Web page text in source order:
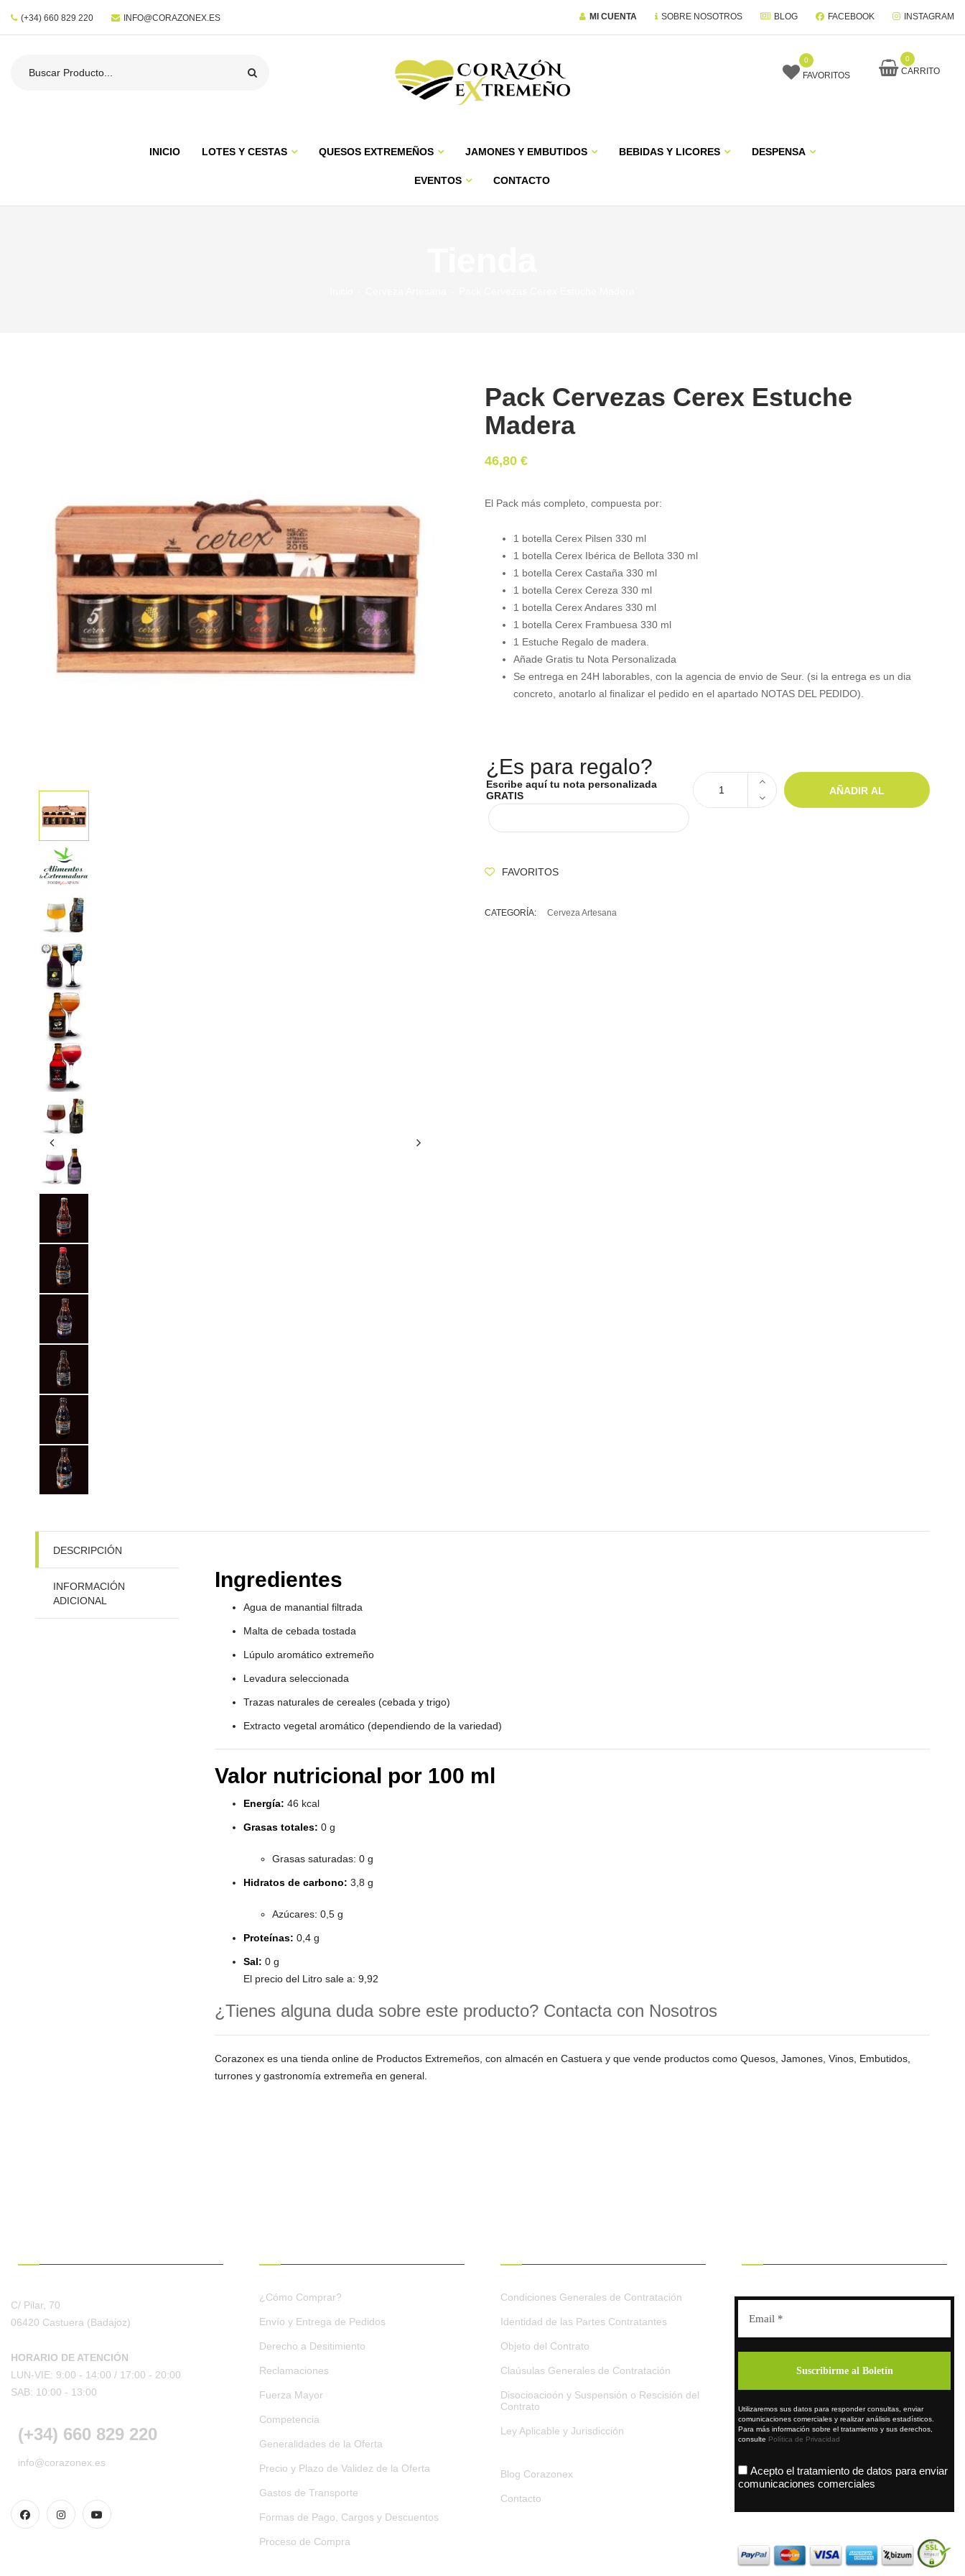
(+34) 660 829 220 INFO@CORAZONEX.ES MI CUENTA SOBRE NOSOTROS BLOG FACEBOOK INSTAGRAM
0
FAVORITOS
0
CARRITO
INICIO LOTES Y CESTAS QUESOS EXTREMEÑOS JAMONES Y EMBUTIDOS BEBIDAS Y LICORES DESPENSA
EVENTOS CONTACTO
Pack Cervezas Cerex Estuche
Madera
46,80 €
El Pack más completo, compuesta por:
1 botella Cerex Pilsen 330 ml
1 botella Cerex Ibérica de Bellota 330 ml
1 botella Cerex Castaña 330 ml
1 botella Cerex Cereza 330 ml
1 botella Cerex Andares 330 ml
1 botella Cerex Frambuesa 330 ml
1 Estuche Regalo de madera.
Añade Gratis tu Nota Personalizada
Se entrega en 24H laborables, con la agencia de envio de Seur. (si la entrega es un dia
concreto, anotarlo al finalizar el pedido en el apartado NOTAS DEL PEDIDO).
¿Es para regalo?
Escribe aquí tu nota personalizada
GRATIS
AÑADIR AL
FAVORITOS
CATEGORÍA: Cerveza Artesana
DESCRIPCIÓN
INFORMACIÓN
ADICIONAL
Ingredientes
Agua de manantial filtrada
Malta de cebada tostada
Lúpulo aromático extremeño
Levadura seleccionada
Trazas naturales de cereales (cebada y trigo)
Extracto vegetal aromático (dependiendo de la variedad)
Valor nutricional por 100 ml
Energía: 46 kcal
Grasas totales: 0 g
Grasas saturadas: 0 g
Hidratos de carbono: 3,8 g
Azúcares: 0,5 g
Proteínas: 0,4 g
Sal: 0 g
El precio del Litro sale a: 9,92
¿Tienes alguna duda sobre este producto? Contacta con Nosotros
Corazonex es una tienda online de Productos Extremeños, con almacén en Castuera y que vende productos como Quesos, Jamones, Vinos, Embutidos,
turrones y gastronomía extremeña en general.
C/ Pilar, 70
06420 Castuera (Badajoz)
HORARIO DE ATENCIÓN
LUN-VIE: 9:00 - 14:00 / 17:00 - 20:00
SAB: 10:00 - 13:00
(+34) 660 829 220
info@corazonex.es
¿Cómo Comprar?
Envío y Entrega de Pedidos
Derecho a Desitimiento
Reclamaciones
Fuerza Mayor
Competencia
Generalidades de la Oferta
Precio y Plazo de Validez de la Oferta
Gastos de Transporte
Formas de Pago, Cargos y Descuentos
Proceso de Compra
Condiciones Generales de Contratación
Identidad de las Partes Contratantes
Objeto del Contrato
Claúsulas Generales de Contratación
Disocioacioón y Suspensión o Rescisión del
Contrato
Ley Aplicable y Jurisdicción
Blog Corazonex
Contacto
Utilizaremos sus datos para responder consultas, enviar
comunicaciones comerciales y realizar análisis estadísticos.
Para más información sobre el tratamiento y sus derechos,
consulte Política de Privacidad
Acepto el tratamiento de datos para enviar
comunicaciones comerciales